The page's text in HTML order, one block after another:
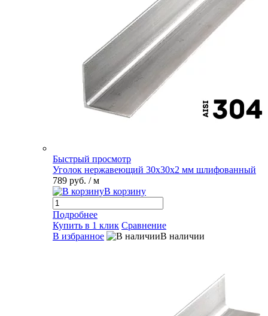
Быстрый просмотр
Уголок нержавеющий 30х30х2 мм шлифованный
789 руб. / м
В корзину
Подробнее
Купить в 1 клик Сравнение
В избранное
В наличии